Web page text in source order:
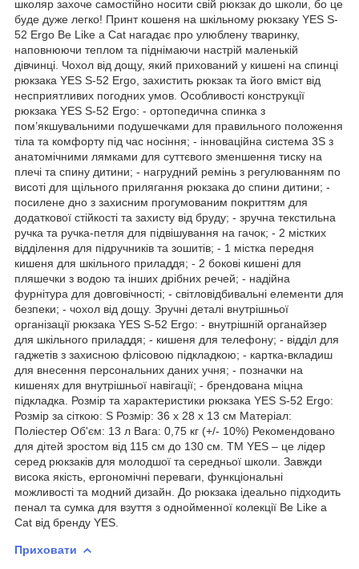
школяр захоче самостійно носити свій рюкзак до школи, бо це
буде дуже легко! Принт кошеня на шкільному рюкзаку YES S-
52 Ergo Be Like a Cat нагадає про улюблену тваринку,
наповнюючи теплом та піднімаючи настрій маленькій
дівчинці. Чохол від дощу, який прихований у кишені на спинці
рюкзака YES S-52 Ergo, захистить рюкзак та його вміст від
несприятливих погодних умов. Особливості конструкції
рюкзака YES S-52 Ergo: - ортопедична спинка з
пом’якшувальними подушечками для правильного положення
тіла та комфорту під час носіння; - інноваційна система 3S з
анатомічними лямками для суттєвого зменшення тиску на
плечі та спину дитини; - нагрудний ремінь з регулюванням по
висоті для щільного прилягання рюкзака до спини дитини; -
посилене дно з захисним прогумованим покриттям для
додаткової стійкості та захисту від бруду; - зручна текстильна
ручка та ручка-петля для підвішування на гачок; - 2 містких
відділення для підручників та зошитів; - 1 містка передня
кишеня для шкільного приладдя; - 2 бокові кишені для
пляшечки з водою та інших дрібних речей; - надійна
фурнітура для довговічності; - світловідбивальні елементи для
безпеки; - чохол від дощу. Зручні деталі внутрішньої
організації рюкзака YES S-52 Ergo: - внутрішній органайзер
для шкільного приладдя; - кишеня для телефону; - відділ для
гаджетів з захисною флісовою підкладкою; - картка-вкладиш
для внесення персональних даних учня; - позначки на
кишенях для внутрішньої навігації; - брендована міцна
підкладка. Розмір та характеристики рюкзака YES S-52 Ergo:
Розмір за сіткою: S Розмір: 36 х 28 х 13 см Матеріал:
Поліестер Об'єм: 13 л Вага: 0,75 кг (+/- 10%) Рекомендовано
для дітей зростом від 115 см до 130 см. ТМ YES – це лідер
серед рюкзаків для молодшої та середньої школи. Завжди
висока якість, ергономічні переваги, функціональні
можливості та модний дизайн. До рюкзака ідеально підходить
пенал та сумка для взуття з однойменної колекції Be Like a
Cat від бренду YES.
Приховати